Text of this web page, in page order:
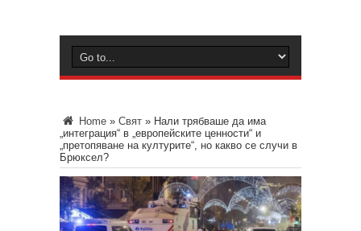
Home » Свят » Нали трябваше да има
„интеграция“ в „европейските ценности“ и
„претопяване на културите“, но какво се случи в
Брюксел?